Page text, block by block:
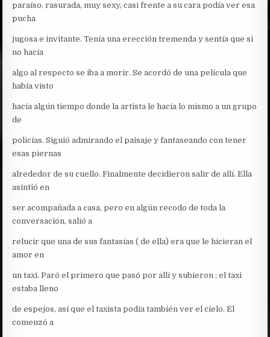
paraíso, rasurada, muy sexy, casi frente a su cara podía ver esa
pucha
jugosa e invitante. Tenía una erección tremenda y sentía que si
no hacía
algo al respecto se iba a morir. Se acordó de una película que
había visto
hacía algún tiempo donde la artista le hacía lo mismo a un grupo
de
policías. Siguió admirando el paisaje y fantaseando con tener
esas piernas
alrededor de su cuello. Finalmente decidieron salir de allí. Ella
asintió en
ser acompañada a casa, pero en algún recodo de toda la
conversación, salió a
relucir que una de sus fantasías ( de ella) era que le hicieran el
amor en
un taxi. Paró el primero que pasó por allí y subieron ; el taxi
estaba lleno
de espejos, así que el taxista podía también ver el cielo. El
comenzó a